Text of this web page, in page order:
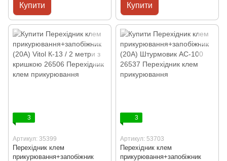
Купити Купити
3
Артикул: 35399
Перехідник клем
прикурювання+запобіжник
3
Артикул: 53703
Перехідник клем
прикурювання+запобіжник